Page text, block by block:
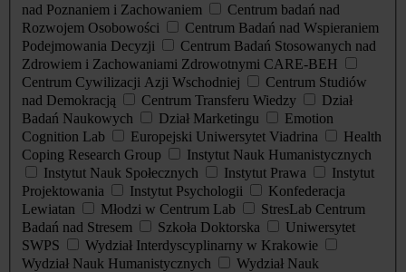
nad Poznaniem i Zachowaniem
Centrum badań nad
Rozwojem Osobowości
Centrum Badań nad Wspieraniem
Podejmowania Decyzji
Centrum Badań Stosowanych nad
Zdrowiem i Zachowaniami Zdrowotnymi CARE-BEH
Centrum Cywilizacji Azji Wschodniej
Centrum Studiów
nad Demokracją
Centrum Transferu Wiedzy
Dział
Badań Naukowych
Dział Marketingu
Emotion
Cognition Lab
Europejski Uniwersytet Viadrina
Health
Coping Research Group
Instytut Nauk Humanistycznych
Instytut Nauk Społecznych
Instytut Prawa
Instytut
Projektowania
Instytut Psychologii
Konfederacja
Lewiatan
Młodzi w Centrum Lab
StresLab Centrum
Badań nad Stresem
Szkoła Doktorska
Uniwersytet
SWPS
Wydział Interdyscyplinarny w Krakowie
Wydział Nauk Humanistycznych
Wydział Nauk